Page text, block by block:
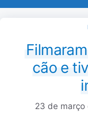
cão e
23 de março